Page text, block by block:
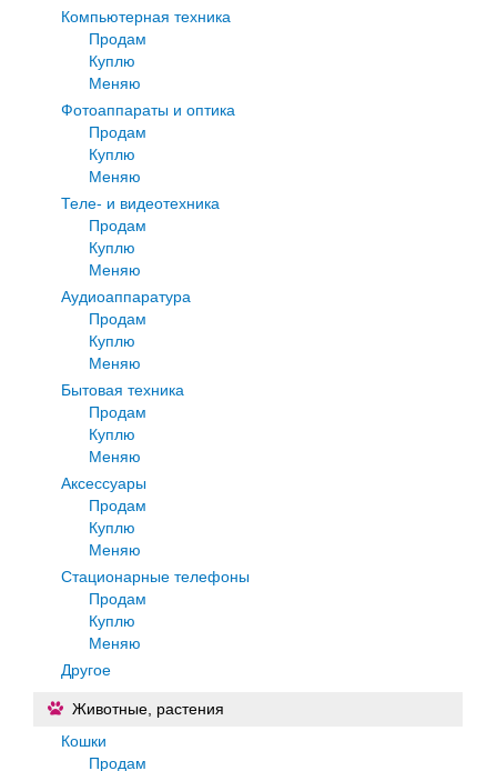
Компьютерная техника
Продам
Куплю
Меняю
Фотоаппараты и оптика
Продам
Куплю
Меняю
Теле- и видеотехника
Продам
Куплю
Меняю
Аудиоаппаратура
Продам
Куплю
Меняю
Бытовая техника
Продам
Куплю
Меняю
Аксессуары
Продам
Куплю
Меняю
Стационарные телефоны
Продам
Куплю
Меняю
Другое
Животные, растения
Кошки
Продам